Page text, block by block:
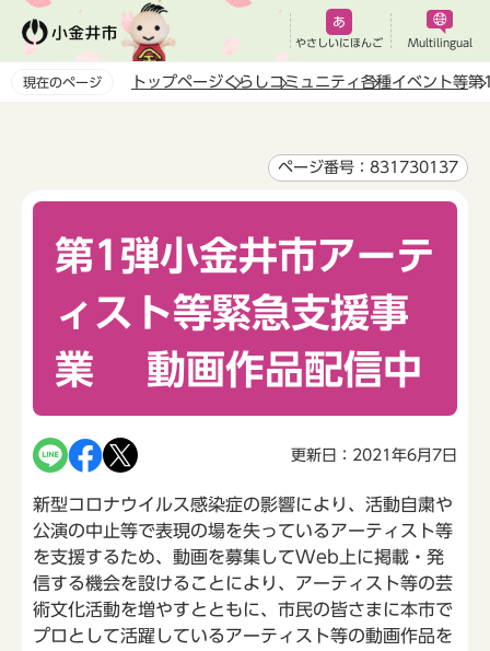
ペ
やさしいにほんご Multilingual
現在のページ トップページくらし コミュニティ 各種イベント等第
ページ番号：831730137
第1弾小金井市アーテ
ィスト等緊急支援事
業 動画作品配信中
更新日：2021年6月7日
新型コロナウイルス感染症の影響により、活動自粛や
公演の中止等で表現の場を失っているアーティスト等
を支援するため、動画を募集してWeb上に掲載・発
信する機会を設けることにより、アーティスト等の芸
術文化活動を増やすとともに、市民の皆さまに本市で
プロとして活躍しているアーティスト等の動画作品を